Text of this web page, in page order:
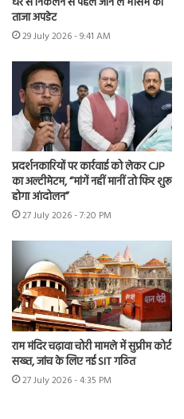
ताजा अपडेट
29 July 2026 - 9:41 AM
प्रदर्शनकारियों पर कार्रवाई को लेकर CJP
का अल्टीमेटम, “मांगें नहीं मानीं तो फिर शुरू
होगा आंदोलन”
27 July 2026 - 7:20 PM
राम मंदिर चढ़ावा चोरी मामले में सुप्रीम कोर्ट
सख्त, जांच के लिए नई SIT गठित
27 July 2026 - 4:35 PM